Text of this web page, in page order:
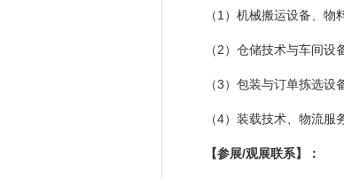
（1）机械搬运设备、物
（2）仓储技术与车间设
（3）包装与订单拣选设
（4）装载技术、物流服
【参展/观展联系】：